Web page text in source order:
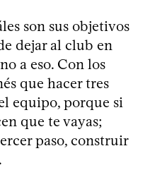
son sus objetivos
dejar al club en
a eso. Con los
que hacer tres
equipo, porque si
que te vayas;
paso, construir